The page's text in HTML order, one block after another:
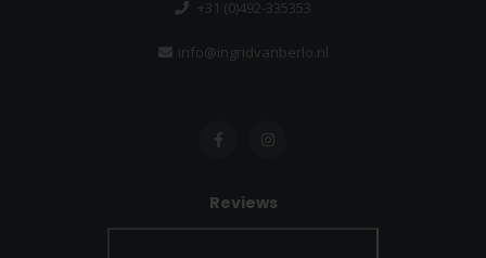
+31 (0)492-335353
info@ingridvanberlo.nl
Reviews